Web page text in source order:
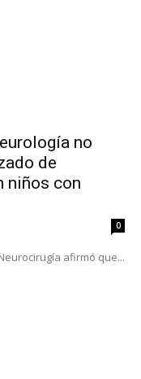
no
de
niños con
0
afirmó que...